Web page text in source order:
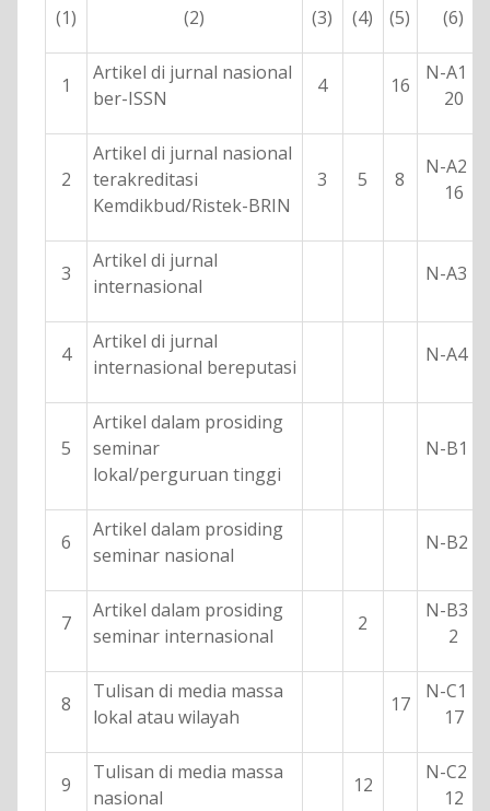
(1) (2) (3) (4) (5) (6)
1
Artikel di jurnal nasional
ber-ISSN
4 16
N-A1 =
20
2
Artikel di jurnal nasional
terakreditasi
Kemdikbud/Ristek-BRIN
3 5 8
N-A2 =
16
3
Artikel di jurnal
internasional
N-A3 =
4
Artikel di jurnal
internasional bereputasi
N-A4 =
5
Artikel dalam prosiding
seminar
lokal/perguruan tinggi
N-B1 =
6
Artikel dalam prosiding
seminar nasional
N-B2 =
7
Artikel dalam prosiding
seminar internasional
2
N-B3 =
2
8
Tulisan di media massa
lokal atau wilayah
17
N-C1 =
17
9
Tulisan di media massa
nasional
12
N-C2 =
12